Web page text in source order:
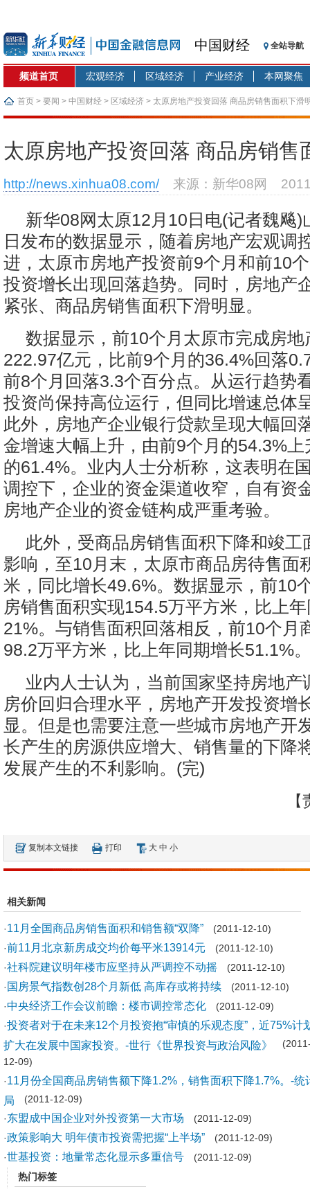
中国财经 全站导航
频道首页 宏观经济 区域经济 产业经济 本网聚焦
首页 > 要闻 > 中国财经 > 区域经济 > 太原房地产投资回落 商品房销售面积下滑
太原房地产投资回落 商品房销售
http://news.xinhua08.com/ 来源：新华08网
新华08网太原12月10日电(记者魏飚)
日发布的数据显示，随着房地产宏观调
进，太原市房地产投资前9个月和前10
投资增长出现回落趋势。同时，房地产
紧张、商品房销售面积下滑明显。
数据显示，前10个月太原市完成房地
222.97亿元，比前9个月的36.4%回落
前8个月回落3.3个百分点。从运行趋势
投资尚保持高位运行，但同比增速总体
此外，房地产企业银行贷款呈现大幅回
金增速大幅上升，由前9个月的54.3%
的61.4%。业内人士分析称，这表明在
调控下，企业的资金渠道收窄，自有资
房地产企业的资金链构成严重考验。
此外，受商品房销售面积下降和竣工
影响，至10月末，太原市商品房待售面
米，同比增长49.6%。数据显示，前10
房销售面积实现154.5万平方米，比上
21%。与销售面积回落相反，前10个月
98.2万平方米，比上年同期增长51.1%
业内人士认为，当前国家坚持房地产
房价回归合理水平，房地产开发投资增
显。但是也需要注意一些城市房地产开
长产生的房源供应增大、销售量的下降
发展产生的不利影响。(完)
复制本文链接 打印 大 中 小
相关新闻
· 11月全国商品房销售面积和销售额“双降” (2011-12-10)
·前11月北京新房成交均价每平米13914元 (2011-12-10)
·社科院建议明年楼市应坚持从严调控不动摇 (2011-12-10)
· 国房景气指数创28个月新低 高库存或将持续 (2011-12-10)
·中央经济工作会议前瞻：楼市调控常态化 (2011-12-09)
·投资者对于在未来12个月投资抱“审慎的乐观态度”，近75%计
扩大在发展中国家投资。-世行《世界投资与政治风险》
12-09)
· 11月份全国商品房销售额下降1.2%，销售面积下降1.7%。-统
局 (2011-12-09)
· 东盟成中国企业对外投资第一大市场 (2011-12-09)
·政策影响大 明年债市投资需把握“上半场” (2011-12-09)
·世基投资：地量常态化显示多重信号 (2011-12-09)
热门标签